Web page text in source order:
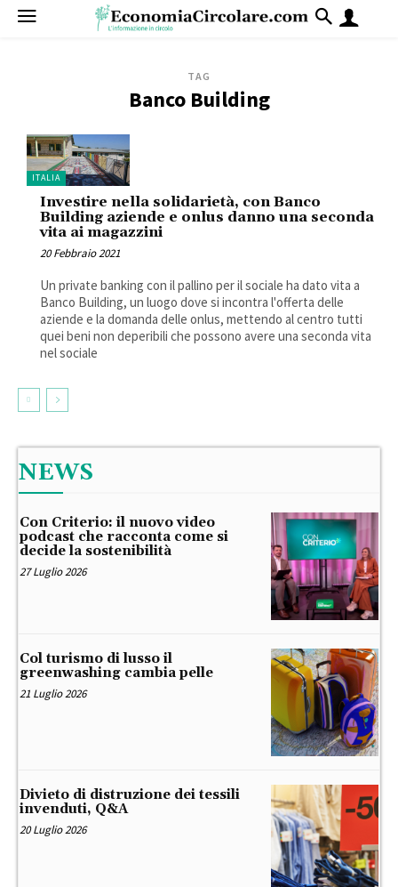
TAG
Banco Building
ITALIA
Investire nella solidarietà, con Banco
Building aziende e onlus danno una seconda
vita ai magazzini
20 Febbraio 2021
Un private banking con il pallino per il sociale ha dato vita a
Banco Building, un luogo dove si incontra l'offerta delle
aziende e la domanda delle onlus, mettendo al centro tutti
quei beni non deperibili che possono avere una seconda vita
nel sociale
NEWS
Con Criterio: il nuovo video
podcast che racconta come si
decide la sostenibilità
27 Luglio 2026
Col turismo di lusso il
greenwashing cambia pelle
21 Luglio 2026
Divieto di distruzione dei tessili
invenduti, Q&A
20 Luglio 2026